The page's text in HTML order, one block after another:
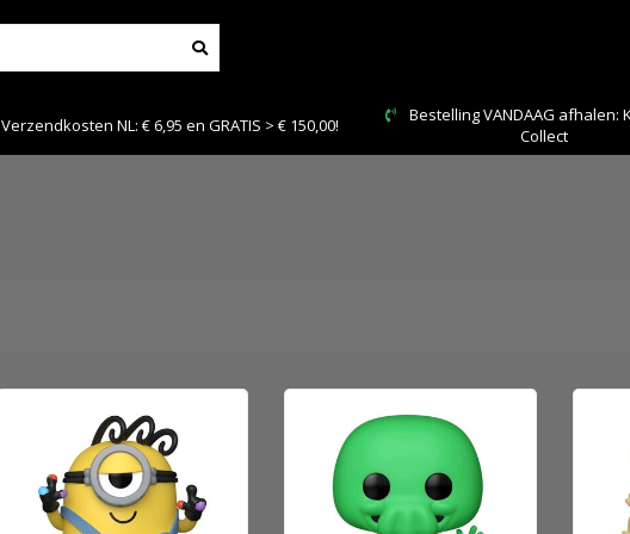
Bestelling VANDAAG afhalen: Kies Click &
Collect
Veilig en snel